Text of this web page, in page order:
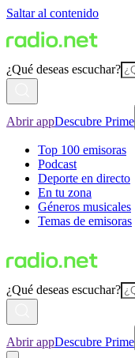
Saltar al contenido
¿Qué deseas escuchar?
Abrir appDescubre Prime
Top 100 emisoras
Podcast
Deporte en directo
En tu zona
Géneros musicales
Temas de emisoras
¿Qué deseas escuchar?
Abrir appDescubre Prime